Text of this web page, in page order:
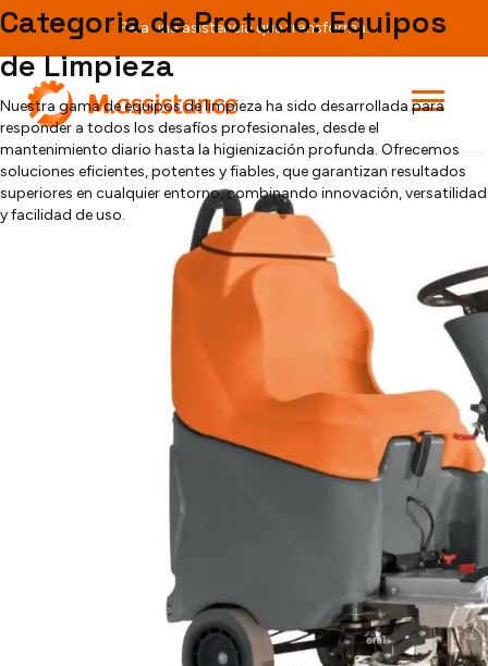
Para una asistencia que transforma.
Teste
[searchandfilter fields="search,category,post_tag"]
Categoria de Protudo:Equipos
de Limpieza
Nuestra gama de equipos de limpieza ha sido desarrollada para
responder a todos los desafíos profesionales, desde el
mantenimiento diario hasta la higienización profunda. Ofrecemos
soluciones eficientes, potentes y fiables, que garantizan resultados
superiores en cualquier entorno, combinando innovación, versatilidad
y facilidad de uso.
Grande Brio Ride On 75 – 550